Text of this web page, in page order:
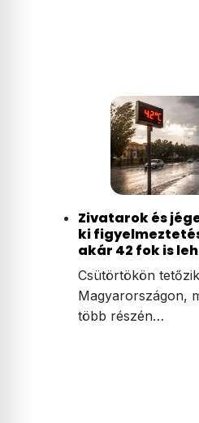
Zivatarok és
ki
akár 42 fok is
Csütörtökön
Magyarországon,
több részén…